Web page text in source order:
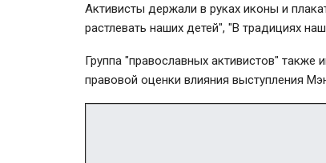
Активисты держали в руках иконы и
растлевать наших детей", "В традициях
Группа "православных активистов"
правовой оценки влияния выступления